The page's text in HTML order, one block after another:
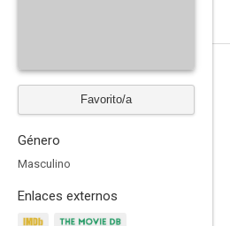
Favorito/a
Género
Masculino
Enlaces externos